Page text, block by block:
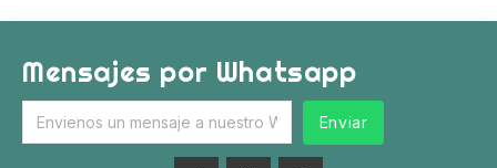
Mensajes por Whatsapp
Enviar